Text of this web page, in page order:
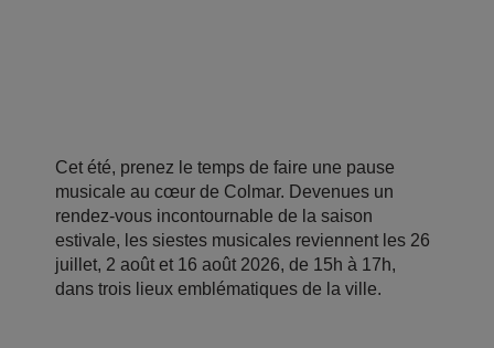
Cet été, prenez le temps de faire une pause
musicale au cœur de Colmar. Devenues un
rendez-vous incontournable de la saison
estivale, les siestes musicales reviennent les 26
juillet, 2 août et 16 août 2026, de 15h à 17h,
dans trois lieux emblématiques de la ville.